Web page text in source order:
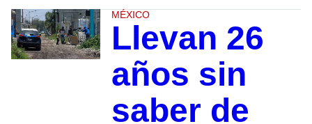
MÉXICO
Llevan 26
años sin
saber de